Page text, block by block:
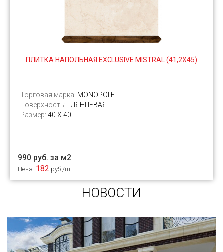
ПЛИТКА НАПОЛЬНАЯ EXCLUSIVE MISTRAL (41,2Х45)
Торговая марка: MONOPOLE
Поверхность: ГЛЯНЦЕВАЯ
Размер: 40 Х 40
990 руб. за м2
Цена: 182 руб./шт.
НОВОСТИ
Сегодня «клинкером» называют все подряд...
и напольную плитку и ступени (фронтальные,